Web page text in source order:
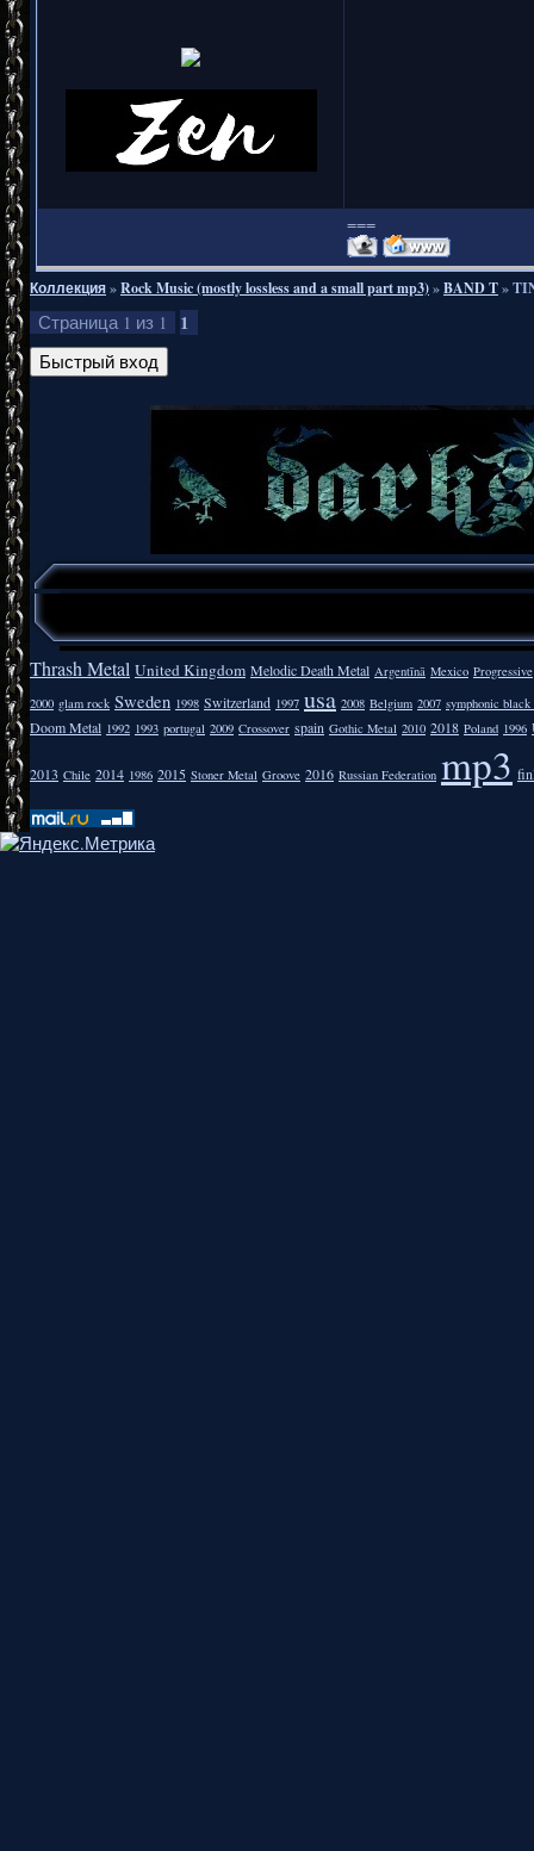
===
Коллекция»Rock Music (mostly lossless and a small part mp3)»BAND T»
Страница 1 из 1 1
Thrash Metal United Kingdom Melodic Death Metal Argentīnā Mexico Progressive
2000 glam rock Sweden 1998 Switzerland 1997 usa 2008 Belgium 2007 symphonic
Doom Metal 1992 1993 portugal 2009 Crossover spain Gothic Metal 2010 2018 Poland 1996
2013 Chile 2014 1986 2015 Stoner Metal Groove 2016 Russian Federation mp3